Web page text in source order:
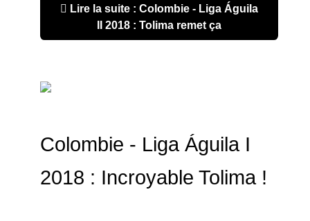
Lire la suite : Colombie - Liga Águila
II 2018 : Tolima remet ça
Colombie - Liga Águila I
2018 : Incroyable Tolima !